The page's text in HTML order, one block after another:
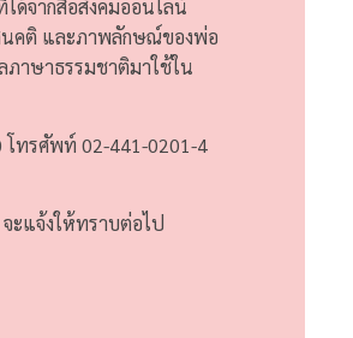
ด้จากสื่อสังคมออนไลน์
นคติ และภาพลักษณ์ของพ่อ
ภาษาธรรมชาติมาใช้ใน
ทรศัพท์ 02-441-0201-4
ะแจ้งให้ทราบต่อไป